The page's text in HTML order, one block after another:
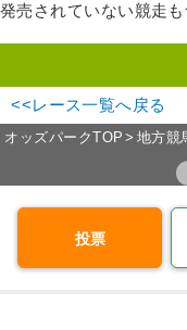
発売されていない競走
<<レース一覧へ戻る
オッズパークTOP 地方競
投票